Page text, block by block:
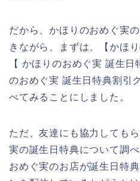
だから、かほりのおめぐ実
きながら、まずは、【かほ
【 かほりのおめぐ実 誕生
のおめぐ実 誕生日特典割引
べてみることにしました。
ただ、友達にも協力しても
実の誕生日特典について調
おめぐ実のお店が誕生日特